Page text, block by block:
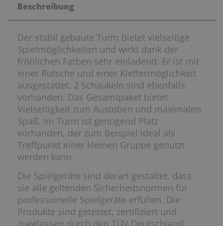
Beschreibung
Der stabil gebaute Turm bietet vielseitige
Spielmöglichkeiten und wirkt dank der
fröhlichen Farben sehr einladend. Er ist mit
einer Rutsche und einer Klettermöglichkeit
ausgestattet. 2 Schaukeln sind ebenfalls
vorhanden. Das Gesamtpaket bietet
Vielseitigkeit zum Austoben und maximalen
Spaß. Im Turm ist genügend Platz
vorhanden, der zum Beispiel ideal als
Treffpunkt einer kleinen Gruppe genutzt
werden kann.
Die Spielgeräte sind derart gestaltet, dass
sie alle geltenden Sicherheitsnormen für
professionelle Spielgeräte erfüllen. Die
Produkte sind getestet, zertifiziert und
zugelassen durch den TÜV Deutschland